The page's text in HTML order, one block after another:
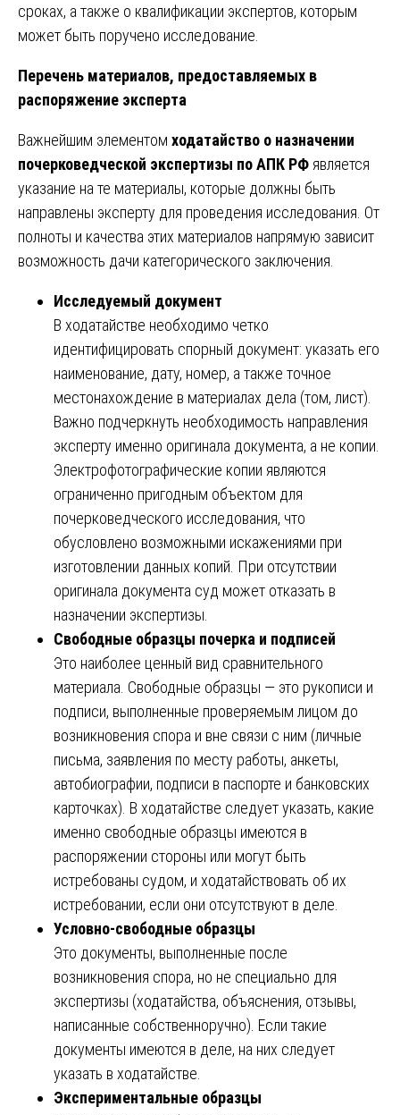
сроках, а также о квалификации экспертов, которым
может быть поручено исследование.
Перечень материалов, предоставляемых в
распоряжение эксперта
Важнейшим элементом ходатайство о назначении
почерковедческой экспертизы по АПК РФ является
указание на те материалы, которые должны быть
направлены эксперту для проведения исследования. От
полноты и качества этих материалов напрямую зависит
возможность дачи категорического заключения.
Исследуемый документ
В ходатайстве необходимо четко
идентифицировать спорный документ: указать его
наименование, дату, номер, а также точное
местонахождение в материалах дела (том, лист).
Важно подчеркнуть необходимость направления
эксперту именно оригинала документа, а не копии.
Электрофотографические копии являются
ограниченно пригодным объектом для
почерковедческого исследования, что
обусловлено возможными искажениями при
изготовлении данных копий. При отсутствии
оригинала документа суд может отказать в
назначении экспертизы.
Свободные образцы почерка и подписей
Это наиболее ценный вид сравнительного
материала. Свободные образцы — это рукописи и
подписи, выполненные проверяемым лицом до
возникновения спора и вне связи с ним (личные
письма, заявления по месту работы, анкеты,
автобиографии, подписи в паспорте и банковских
карточках). В ходатайстве следует указать, какие
именно свободные образцы имеются в
распоряжении стороны или могут быть
истребованы судом, и ходатайствовать об их
истребовании, если они отсутствуют в деле.
Условно-свободные образцы
Это документы, выполненные после
возникновения спора, но не специально для
экспертизы (ходатайства, объяснения, отзывы,
написанные собственноручно). Если такие
документы имеются в деле, на них следует
указать в ходатайстве.
Экспериментальные образцы